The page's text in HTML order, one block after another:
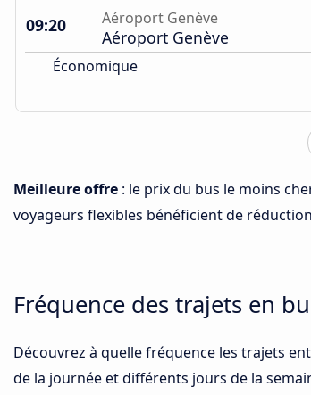
09:20
Aéroport Genève
Aéroport Genève
Économique
Meilleure offre : le prix du bus le moins
voyageurs flexibles bénéficient de
Fréquence des trajets en
Découvrez à quelle fréquence les trajets
de la journée et différents jours de la